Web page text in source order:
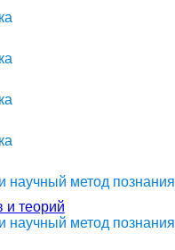
научный метод познания
и теорий
научный метод познания